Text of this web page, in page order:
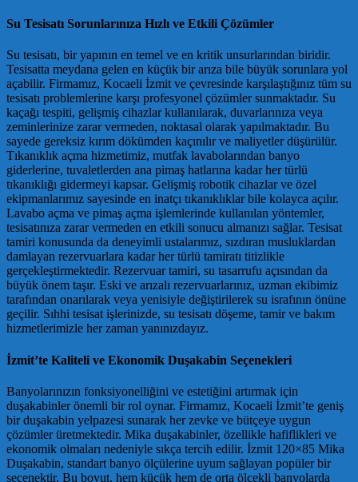
Su Tesisatı Sorunlarınıza Hızlı ve Etkili Çözümler
Su tesisatı, bir yapının en temel ve en kritik unsurlarından biridir.
Tesisatta meydana gelen en küçük bir arıza bile büyük sorunlara yol
açabilir. Firmamız, Kocaeli İzmit ve çevresinde karşılaştığınız tüm su
tesisatı problemlerine karşı profesyonel çözümler sunmaktadır. Su
kaçağı tespiti, gelişmiş cihazlar kullanılarak, duvarlarınıza veya
zeminlerinize zarar vermeden, noktasal olarak yapılmaktadır. Bu
sayede gereksiz kırım dökümden kaçınılır ve maliyetler düşürülür.
Tıkanıklık açma hizmetimiz, mutfak lavabolarından banyo
giderlerine, tuvaletlerden ana pimaş hatlarına kadar her türlü
tıkanıklığı gidermeyi kapsar. Gelişmiş robotik cihazlar ve özel
ekipmanlarımız sayesinde en inatçı tıkanıklıklar bile kolayca açılır.
Lavabo açma ve pimaş açma işlemlerinde kullanılan yöntemler,
tesisatınıza zarar vermeden en etkili sonucu almanızı sağlar. Tesisat
tamiri konusunda da deneyimli ustalarımız, sızdıran musluklardan
damlayan rezervuarlara kadar her türlü tamiratı titizlikle
gerçekleştirmektedir. Rezervuar tamiri, su tasarrufu açısından da
büyük önem taşır. Eski ve arızalı rezervuarlarınız, uzman ekibimiz
tarafından onarılarak veya yenisiyle değiştirilerek su israfının önüne
geçilir. Sıhhi tesisat işlerinizde, su tesisatı döşeme, tamir ve bakım
hizmetlerimizle her zaman yanınızdayız.
İzmit’te Kaliteli ve Ekonomik Duşakabin Seçenekleri
Banyolarınızın fonksiyonelliğini ve estetiğini artırmak için
duşakabinler önemli bir rol oynar. Firmamız, Kocaeli İzmit’te geniş
bir duşakabin yelpazesi sunarak her zevke ve bütçeye uygun
çözümler üretmektedir. Mika duşakabinler, özellikle hafiflikleri ve
ekonomik olmaları nedeniyle sıkça tercih edilir. İzmit 120×85 Mika
Duşakabin, standart banyo ölçülerine uyum sağlayan popüler bir
seçenektir. Bu boyut, hem küçük hem de orta ölçekli banyolarda